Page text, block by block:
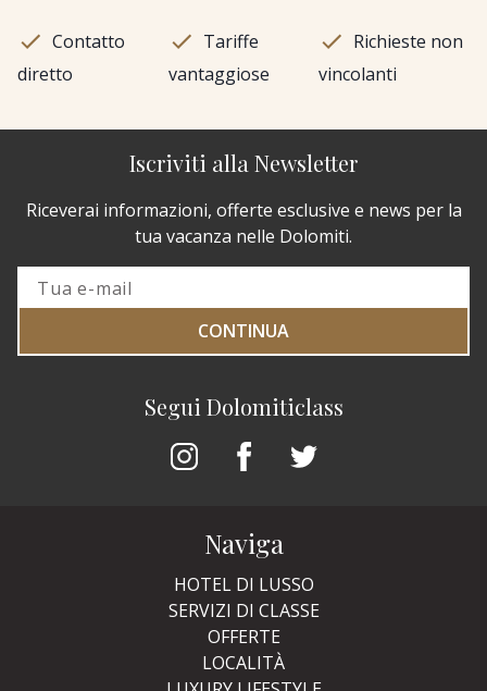
Contatto
diretto
Tariffe
vantaggiose
Richieste non
vincolanti
Segui Dolomiticlass
Iscriviti alla Newsletter
Riceverai informazioni, offerte esclusive e news per la
tua vacanza nelle Dolomiti.
CONTINUA
Naviga
HOTEL DI LUSSO
SERVIZI DI CLASSE
OFFERTE
LOCALITÀ